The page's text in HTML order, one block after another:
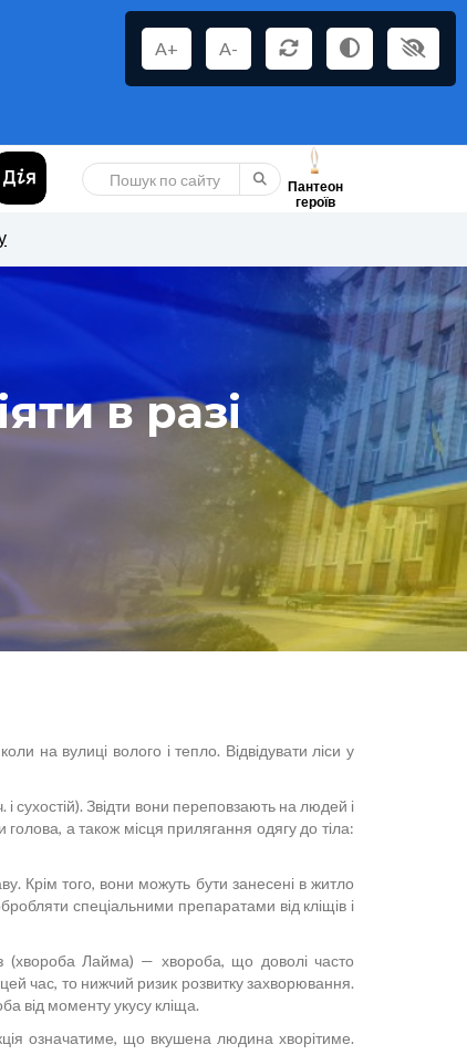
Пантеон
героїв
A+ A-
в разі
на вулиці волого і тепло. Відвідувати ліси у
сухостій). Звідти вони переповзають на людей і
а також місця прилягання одягу до тіла:
Крім того, вони можуть бути занесені в житло
спеціальними препаратами від кліщів і
(хвороба Лайма) — хвороба, що доволі часто
час, то нижчий ризик розвитку захворювання.
від моменту укусу кліща.
означатиме, що вкушена людина хворітиме.